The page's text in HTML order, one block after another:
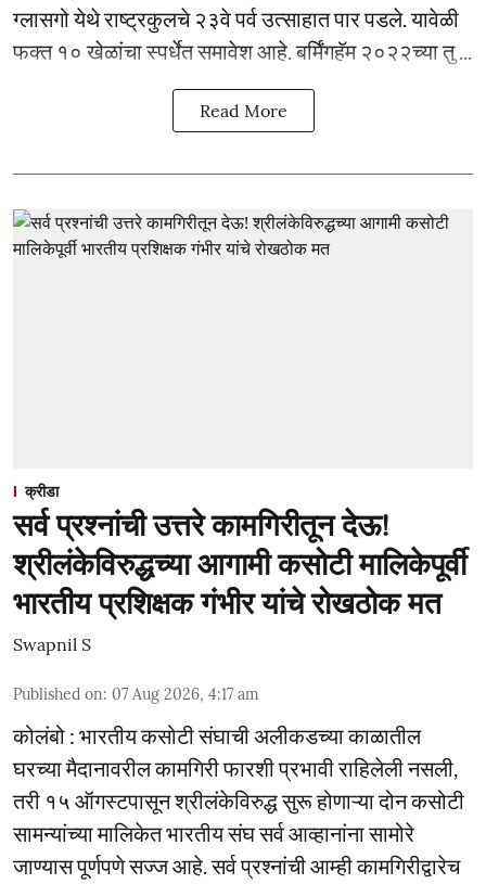
ग्लासगो येथे राष्ट्रकुलचे २३वे पर्व उत्साहात पार पडले. यावेळी
फक्त १० खेळांचा स्पर्धेत समावेश आहे. बर्मिंगहॅम २०२२च्या तु ...
Read More
क्रीडा
सर्व प्रश्नांची उत्तरे कामगिरीतून देऊ!
श्रीलंकेविरुद्धच्या आगामी कसोटी मालिकेपूर्वी
भारतीय प्रशिक्षक गंभीर यांचे रोखठोक मत
Swapnil S
Published on: 07 Aug 2026, 4:17 am
कोलंबो : भारतीय कसोटी संघाची अलीकडच्या काळातील
घरच्या मैदानावरील कामगिरी फारशी प्रभावी राहिलेली नसली,
तरी १५ ऑगस्टपासून श्रीलंकेविरुद्ध सुरू होणाऱ्या दोन कसोटी
सामन्यांच्या मालिकेत भारतीय संघ सर्व आव्हानांना सामोरे
जाण्यास पूर्णपणे सज्ज आहे. सर्व प्रश्नांची आम्ही कामगिरीद्वारेच